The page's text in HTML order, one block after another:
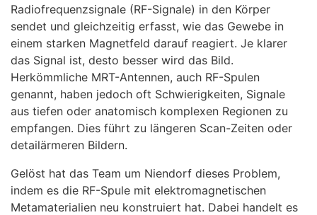
Radiofrequenzsignale (RF-Signale) in den Körper
sendet und gleichzeitig erfasst, wie das Gewebe in
einem starken Magnetfeld darauf reagiert. Je klarer
das Signal ist, desto besser wird das Bild.
Herkömmliche MRT-Antennen, auch RF-Spulen
genannt, haben jedoch oft Schwierigkeiten, Signale
aus tiefen oder anatomisch komplexen Regionen zu
empfangen. Dies führt zu längeren Scan-Zeiten oder
detailärmeren Bildern.
Gelöst hat das Team um Niendorf dieses Problem,
indem es die RF-Spule mit elektromagnetischen
Metamaterialien neu konstruiert hat. Dabei handelt es